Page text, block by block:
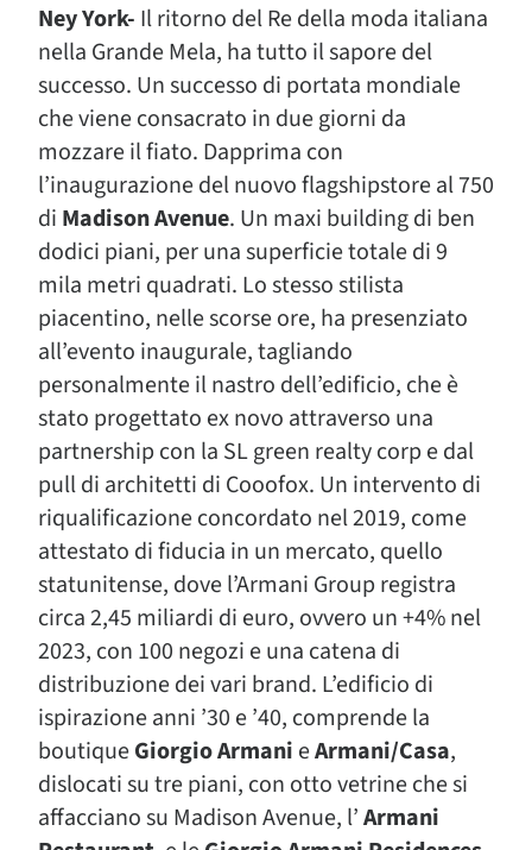
Ney York- Il ritorno del Re della moda italiana
nella Grande Mela, ha tutto il sapore del
successo. Un successo di portata mondiale
che viene consacrato in due giorni da
mozzare il fiato. Dapprima con
l’inaugurazione del nuovo flagshipstore al 750
di Madison Avenue. Un maxi building di ben
dodici piani, per una superficie totale di 9
mila metri quadrati. Lo stesso stilista
piacentino, nelle scorse ore, ha presenziato
all’evento inaugurale, tagliando
personalmente il nastro dell’edificio, che è
stato progettato ex novo attraverso una
partnership con la SL green realty corp e dal
pull di architetti di Cooofox. Un intervento di
riqualificazione concordato nel 2019, come
attestato di fiducia in un mercato, quello
statunitense, dove l’Armani Group registra
circa 2,45 miliardi di euro, ovvero un +4% nel
2023, con 100 negozi e una catena di
distribuzione dei vari brand. L’edificio di
ispirazione anni ’30 e ’40, comprende la
boutiqueGiorgio Armani eArmani/Casa,
dislocati su tre piani, con otto vetrine che si
affacciano su Madison Avenue, l’Armani